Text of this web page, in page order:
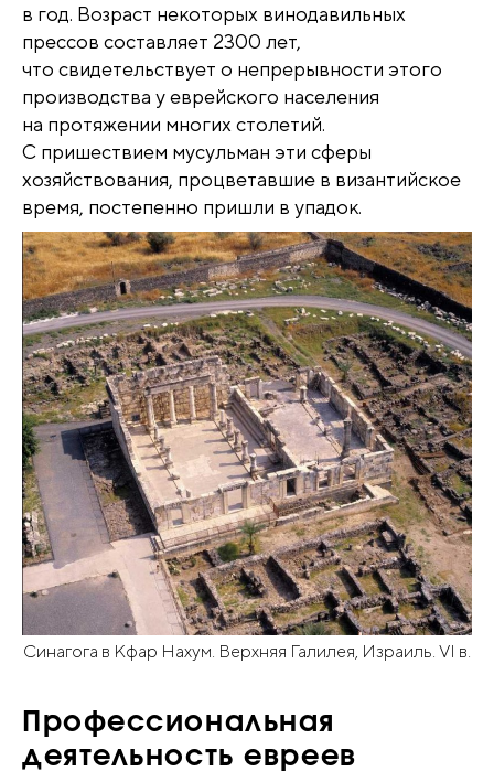
в год. Возраст некоторых винодавильных
прессов составляет 2300 лет,
что свидетельствует о непрерывности этого
производства у еврейского населения
на протяжении многих столетий.
С пришествием мусульман эти сферы
хозяйствования, процветавшие в византийское
время, постепенно пришли в упадок.
Синагога в Кфар Нахум. Верхняя Галилея, Израиль. VI в.
Профессиональная
деятельность евреев